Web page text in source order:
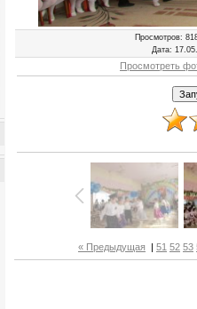
Просмотров:
Дата:
Просмотреть
« Предыдущая | 51 52 53